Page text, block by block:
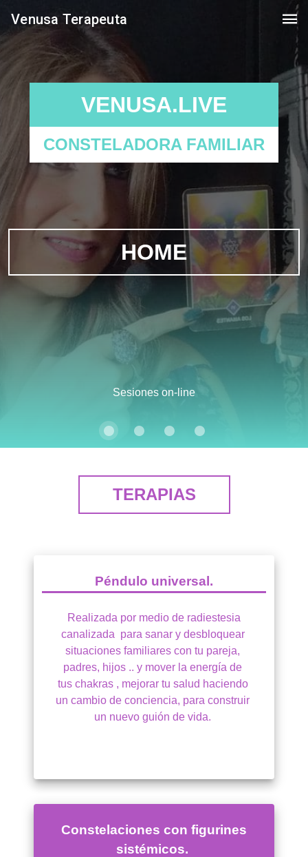
Venusa Terapeuta
Sesiones on-line
VENUSA.LIVE
CONSTELADORA FAMILIAR
HOME
TERAPIAS
Péndulo universal.
canalizada  para sanar y desbloquear
situaciones familiares con tu pareja,
padres, hijos .. y mover la energía de
tus chakras , mejorar tu salud haciendo
un cambio de conciencia, para construir
un nuevo guión de vida.
sistémicos.